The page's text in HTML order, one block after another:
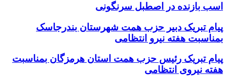
اسب بازنده در اصطبل سرنگونی
پیام تبریک دبیر حزب همت شهرستان بندرجاسک
بمناسبت هفته نیرو انتظامی
پیام تبریک رئیس حزب همت استان هرمزگان بمناسبت
هفته نیروی انتظامی